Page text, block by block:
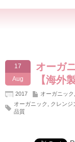
17
Aug
オーガ
【海外
2017 オーガニック
オーガニック
クレンジ
品質